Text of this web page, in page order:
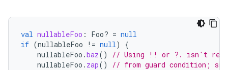
val nullableFoo : Foo? = null
if (nullableFoo != null)
{
nullableFoo .baz()
// Using !! or ?. isn't
nullableFoo . zap() // from guard condition;